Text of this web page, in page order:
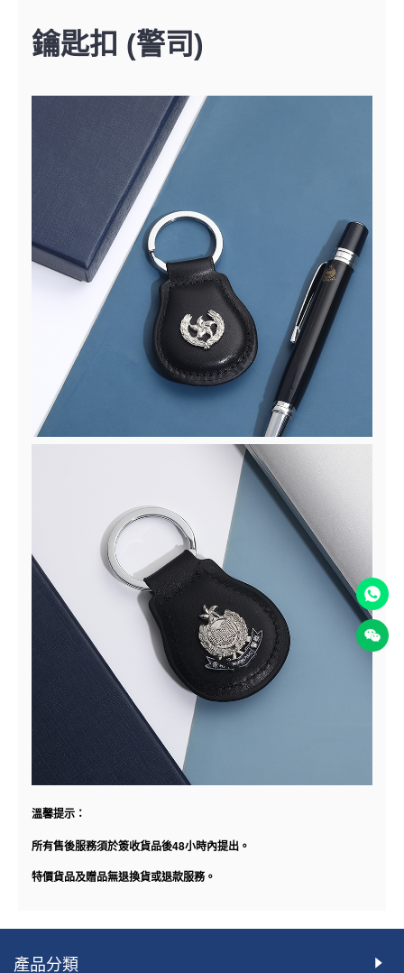
鑰匙扣 (警司)
溫馨提示：
所有售後服務須於簽收貨品後48小時內提出。
特價貨品及贈品無退換貨或退款服務。
產品分類